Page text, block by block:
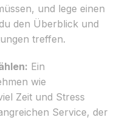
und lege einen
den Überblick und
treffen.
Ein
wie
Zeit und Stress
Service, der